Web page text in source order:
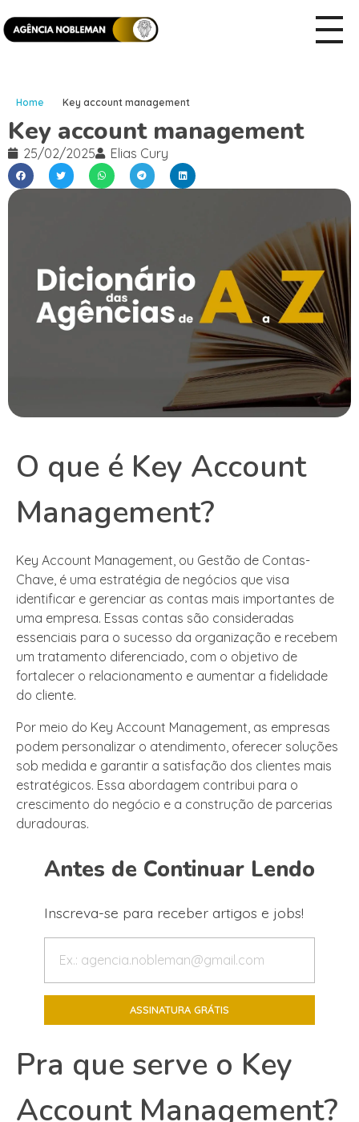
Home Key account management
Key account management
25/02/2025 Elias Cury
O que é Key Account
Management?
Key Account Management, ou Gestão de Contas-
Chave, é uma estratégia de negócios que visa
identificar e gerenciar as contas mais importantes de
uma empresa. Essas contas são consideradas
essenciais para o sucesso da organização e recebem
um tratamento diferenciado, com o objetivo de
fortalecer o relacionamento e aumentar a fidelidade
do cliente.
Por meio do Key Account Management, as empresas
podem personalizar o atendimento, oferecer soluções
sob medida e garantir a satisfação dos clientes mais
estratégicos. Essa abordagem contribui para o
crescimento do negócio e a construção de parcerias
duradouras.
Antes de Continuar Lendo
Inscreva-se para receber artigos e jobs!
Pra que serve o Key
Account Management?